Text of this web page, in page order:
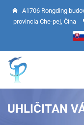
A1706 Rongding
provincia Che-pej, Čína
UHLIČITAN